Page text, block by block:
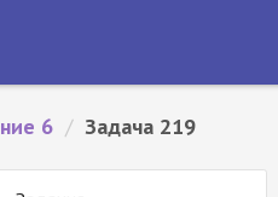
6 / Задача 219